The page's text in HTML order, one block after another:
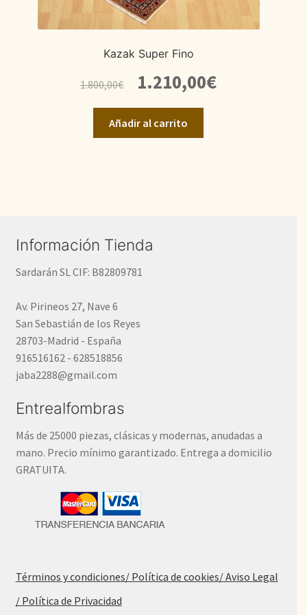
Kazak Super Fino
1.800,00€
precio
original
era:
1.800,00€.
1.210,00€El
precio
Añadir al carrito
Información Tienda
Sardarán SL CIF: B82809781
Av. Pirineos 27, Nave 6
San Sebastián de los Reyes
28703-Madrid - España
916516162 - 628518856
jaba2288@gmail.com
Entrealfombras
Más de 25000 piezas, clásicas y modernas, anudadas a
mano. Precio mínimo garantizado. Entrega a domicilio
GRATUITA.
Términos y condiciones/ Política de cookies/ Aviso Legal
/ Política de Privacidad